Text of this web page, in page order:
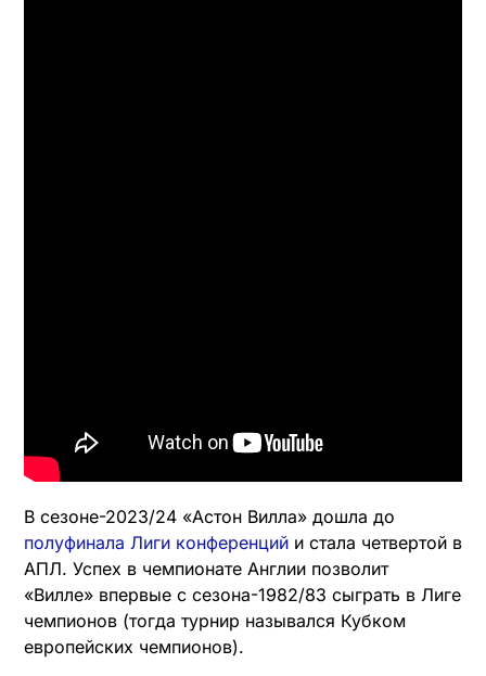
В сезоне-2023/24 «Астон Вилла» дошла до
полуфинала Лиги конференций и стала четвертой в
АПЛ. Успех в чемпионате Англии позволит
«Вилле» впервые с сезона-1982/83 сыграть в Лиге
чемпионов (тогда турнир назывался Кубком
европейских чемпионов).